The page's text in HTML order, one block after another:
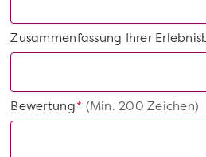
Zusammenfassung Ihrer
*
Bewertung(Min. 200 Zeichen)